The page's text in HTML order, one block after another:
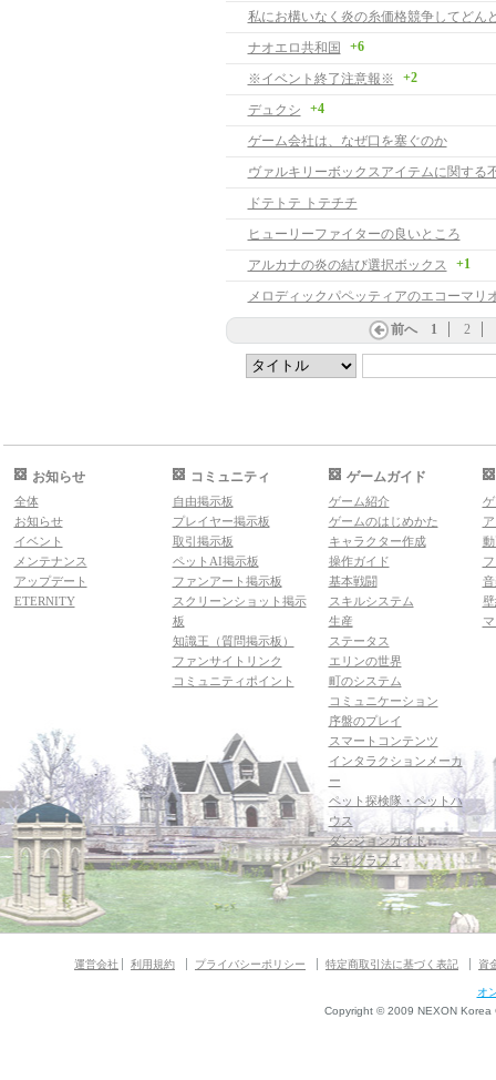
ナオエロ共和国 +6
※イベント終了注意報※ +2
デュクシ +4
ゲーム会社は、なぜ口を塞ぐのか
ヴァルキリーボックスアイテムに関する
ドテトテ トテチチ
ヒューリーファイターの良いところ
アルカナの炎の結び選択ボックス
+1
前へ 1 2
お知らせ
全体
お知らせ
イベント
メンテナンス
アップデート
ETERNITY
コミュニティ
自由掲示板
プレイヤー掲示板
取引掲示板
ペットAI掲示板
ファンアート掲示板
スクリーンショット掲示
板
知識王（質問掲示板）
ファンサイトリンク
コミュニティポイント
ゲームガイド
ゲーム紹介
ゲームのはじめかた
キャラクター作成
操作ガイド
基本戦闘
スキルシステム
生産
ステータス
エリンの世界
町のシステム
コミュニケーション
序盤のプレイ
スマートコンテンツ
インタラクションメーカ
ー
ペット探検隊・ペットハ
ウス
ダンジョンガイド
マギグラフィ
運営会社 利用規約 プライバシーポリシー 特定商取引法に基づく表記 資
オ
Copyright © 2009 NEXON Korea